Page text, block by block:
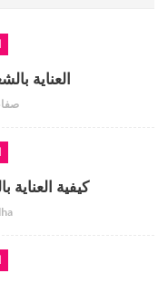
العناية
كيفية